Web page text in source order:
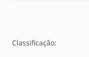
Classificação: